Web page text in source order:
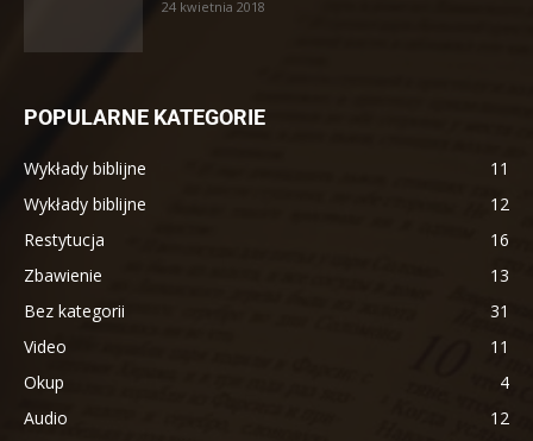
24 kwietnia 2018
POPULARNE KATEGORIE
Wykłady biblijne
11
Wykłady biblijne
12
Restytucja
16
Zbawienie
13
Bez kategorii
31
Video
11
Okup
4
Audio
12